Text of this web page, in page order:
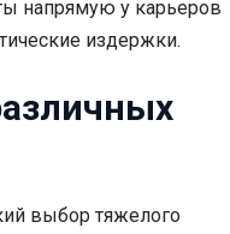
напрямую у карьеров
издержки.
выбор тяжелого